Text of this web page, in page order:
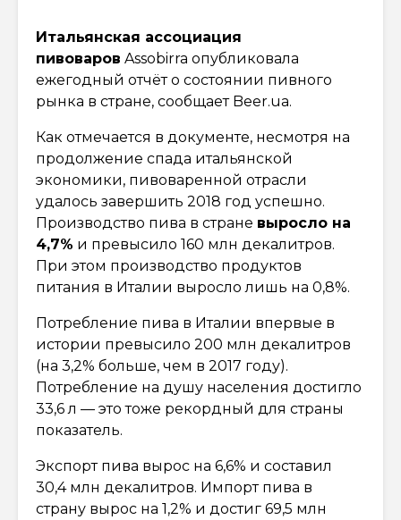
Итальянская ассоциация
пивоваров Assobirra опубликовала
ежегодный отчёт о состоянии пивного
рынка в стране, сообщает Beer.ua.
Как отмечается в документе, несмотря на
продолжение спада итальянской
экономики, пивоваренной отрасли
удалось завершить 2018 год успешно.
Производство пива в стране выросло на
4,7% и превысило 160 млн декалитров.
При этом производство продуктов
питания в Италии выросло лишь на 0,8%.
Потребление пива в Италии впервые в
истории превысило 200 млн декалитров
(на 3,2% больше, чем в 2017 году).
Потребление на душу населения достигло
33,6 л — это тоже рекордный для страны
показатель.
Экспорт пива вырос на 6,6% и составил
30,4 млн декалитров. Импорт пива в
страну вырос на 1,2% и достиг 69,5 млн